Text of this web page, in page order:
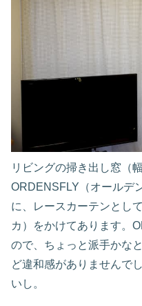
リビングの掃き出し窓（
ORDENSFLY（オールデ
に、レースカーテンとし
カ）をかけてあります。
ので、ちょっと派手かな
ど違和感がありませんで
いし。